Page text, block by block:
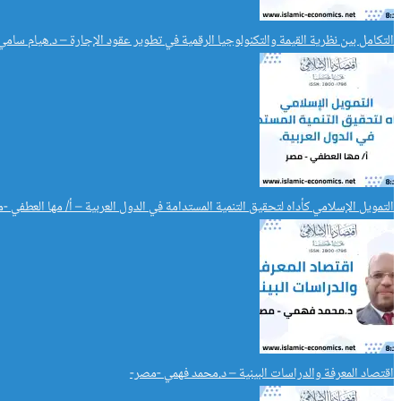
التكامل بين نظرية القيمة والتكنولوجيا الرقمية في تطوير عقود الإجارة – د.هيام
التمويل الإسلامي كأداه لتحقيق التنمية المستدامة في الدول العربية – أ/ مها
اقتصاد المعرفة والدراسات البينية – د.محمد فهمي -مصر-